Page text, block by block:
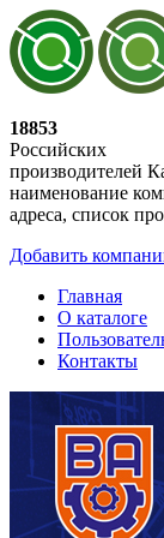
18853
Российских
производителей
наименование
адреса, список
Добавить
Главная
О каталоге
Контакты